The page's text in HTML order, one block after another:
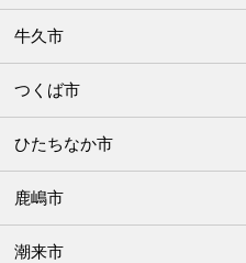
牛久市
つくば市
ひたちなか市
鹿嶋市
潮来市